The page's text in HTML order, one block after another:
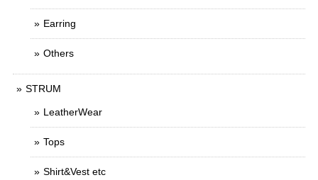
Earring
Others
STRUM
LeatherWear
Tops
Shirt&Vest etc